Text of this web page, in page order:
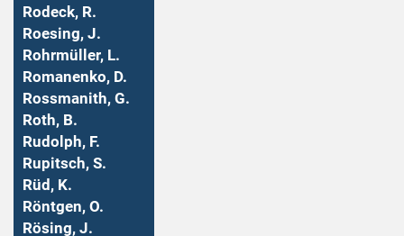
Rodeck, R.
Roesing, J.
Rohrmüller, L.
Romanenko, D.
Rossmanith, G.
Roth, B.
Rudolph, F.
Rupitsch, S.
Rüd, K.
Röntgen, O.
Rösing, J.